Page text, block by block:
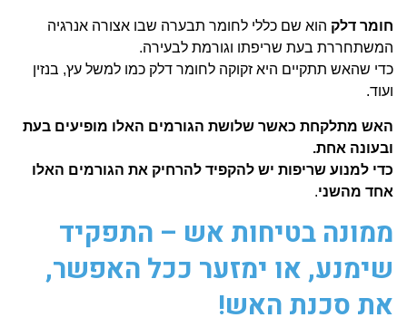
חומר דלק הוא שם כללי לחומר תבערה שבו אצורה אנרגיה
המשתחררת בעת שריפתו וגורמת לבעירה.
כדי שהאש תתקיים היא זקוקה לחומר דלק כמו למשל עץ, בנזין
ועוד.
האש מתלקחת כאשר שלושת הגורמים האלו מופיעים בעת
ובעונה אחת.
כדי למנוע שריפות יש להקפיד להרחיק את הגורמים האלו
אחד מהשני.
ממונה בטיחות אש – התפקיד
שימנע, או ימזער ככל האפשר,
את סכנת האש!